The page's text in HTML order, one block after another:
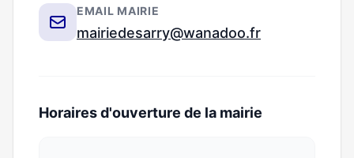
EMAIL MAIRIE
mairiedesarry@wanadoo.fr
Horaires d'ouverture de la mairie